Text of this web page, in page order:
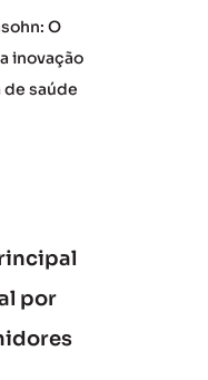
O
inovação
de saúde
por